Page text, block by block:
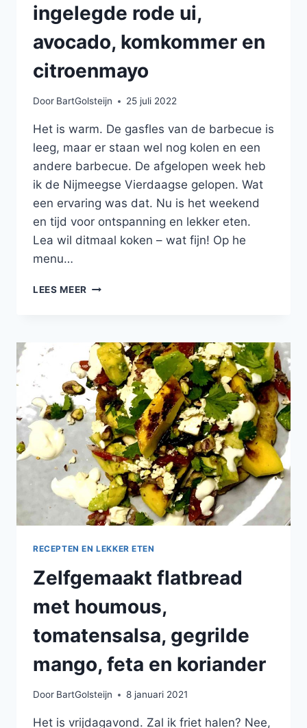
ingelegde rode ui,
avocado, komkommer en
citroenmayo
Door BartGolsteijn 25 juli 2022
Het is warm. De gasfles van de barbecue is
leeg, maar er staan wel nog kolen en een
andere barbecue. De afgelopen week heb
ik de Nijmeegse Vierdaagse gelopen. Wat
een ervaring was dat. Nu is het weekend
en tijd voor ontspanning en lekker eten.
Lea wil ditmaal koken – wat fijn! Op he
menu…
LEES MEER GEZONDE
RODE
UI,
AVOCADO,
KOMKOMMER
EN
CITROENMAYO
RECEPTEN EN LEKKER ETEN
Zelfgemaakt flatbread
met houmous,
tomatensalsa, gegrilde
mango, feta en koriander
Door BartGolsteijn 8 januari 2021
Het is vrijdagavond. Zal ik friet halen? Nee,